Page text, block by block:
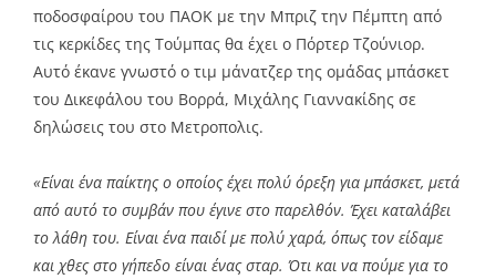
ποδοσφαίρου του ΠΑΟΚ με την Μπριζ την Πέμπτη από
τις κερκίδες της Τούμπας θα έχει ο Πόρτερ Τζούνιορ.
Αυτό έκανε γνωστό ο τιμ μάνατζερ της ομάδας μπάσκετ
του Δικεφάλου του Βορρά, Μιχάλης Γιαννακίδης σε
δηλώσεις του στο Μετροπολις.
«Είναι ένα παίκτης ο οποίος έχει πολύ όρεξη για μπάσκετ, μετά
από αυτό το συμβάν που έγινε στο παρελθόν. Έχει καταλάβει
το λάθη του. Είναι ένα παιδί με πολύ χαρά, όπως τον είδαμε
και χθες στο γήπεδο είναι ένας σταρ. Ότι και να πούμε για το